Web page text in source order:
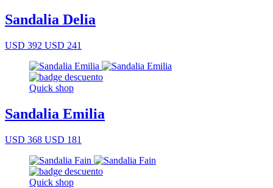
Sandalia Delia
USD 392 USD 241
Quick shop
Sandalia Emilia
USD 368 USD 181
Quick shop